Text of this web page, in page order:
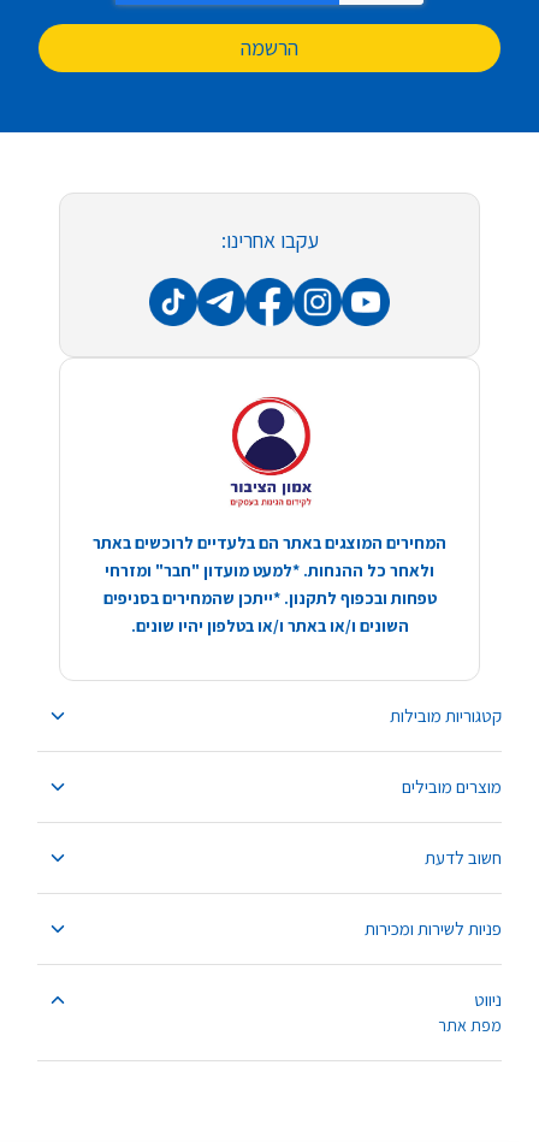
הרשמה
קטגוריות מובילות
מוצרים מובילים
חשוב לדעת
פניות לשירות ומכירות
ניווט
מפת אתר
עקבו אחרינו:
המחירים המוצגים באתר הם בלעדיים לרוכשים באתר
ולאחר כל ההנחות. *למעט מועדון "חבר" ומזרחי
טפחות ובכפוף לתקנון. *ייתכן שהמחירים בסניפים
השונים ו/או באתר ו/או בטלפון יהיו שונים.